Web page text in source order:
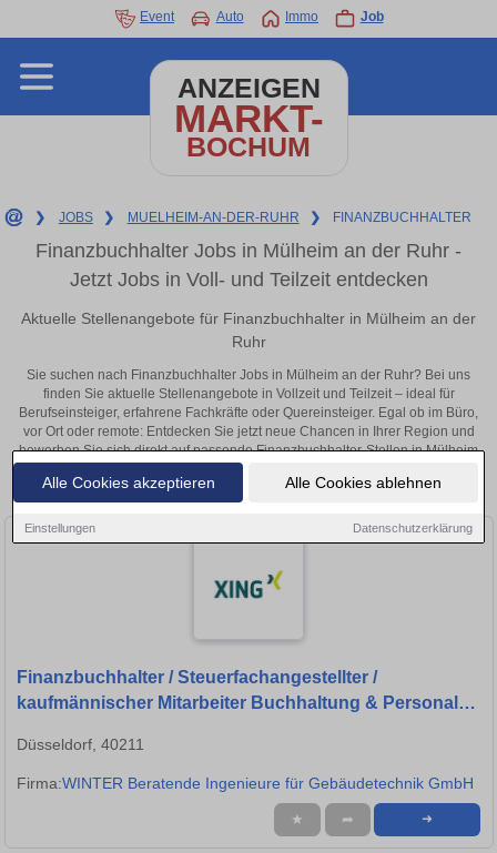
Alle Cookies akzeptieren Alle Cookies ablehnen
Einstellungen Datenschutzerklärung
Event Auto Immo Job
ANZEIGEN
MARKT-
BOCHUM
❯ JOBS ❯ MUELHEIM-AN-DER-RUHR ❯ FINANZBUCHHALTER
Finanzbuchhalter Jobs in Mülheim an der Ruhr -
Jetzt Jobs in Voll- und Teilzeit entdecken
Aktuelle Stellenangebote für Finanzbuchhalter in Mülheim an der
Ruhr
Sie suchen nach Finanzbuchhalter Jobs in Mülheim an der Ruhr? Bei uns
finden Sie aktuelle Stellenangebote in Vollzeit und Teilzeit – ideal für
Berufseinsteiger, erfahrene Fachkräfte oder Quereinsteiger. Egal ob im Büro,
vor Ort oder remote: Entdecken Sie jetzt neue Chancen in Ihrer Region und
bewerben Sie sich direkt auf passende Finanzbuchhalter-Stellen in Mülheim
an der Ruhr!
Finanzbuchhalter / Steuerfachangestellter /
kaufmännischer Mitarbeiter Buchhaltung & Personal
Düsseldorf, 40211
Firma:WINTER Beratende Ingenieure für Gebäudetechnik GmbH
★ ➦ ➜